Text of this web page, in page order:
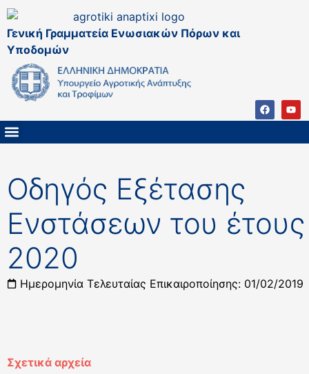
Γενική Γραμματεία Ενωσιακών Πόρων και
Υποδομών
Οδηγός Εξέτασης
Ενστάσεων του έτους
2020
Ημερομηνία Τελευταίας Επικαιροποίησης: 01/02/2019
Σχετικά αρχεία